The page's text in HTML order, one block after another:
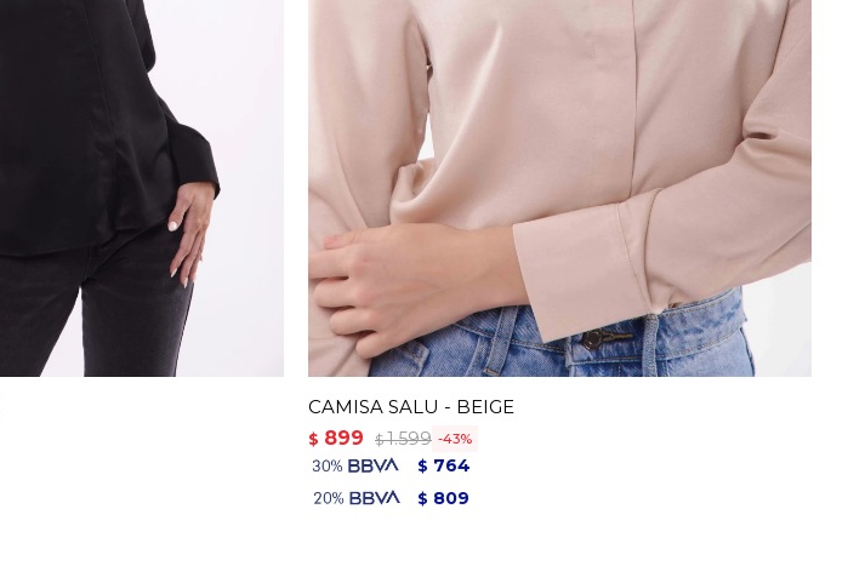
CAMISA SALU - BEIGE
$ 899 $ 1.599 43
$ 764
$ 809